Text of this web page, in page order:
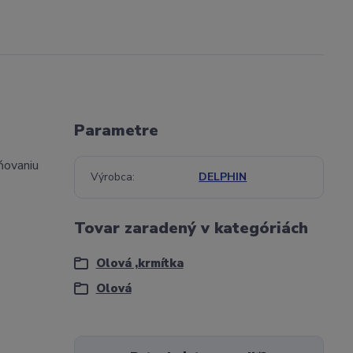
Parametre
Výrobca DELPHIN
Tovar zaradený v kategóriách
Olová ,krmítka
Olová